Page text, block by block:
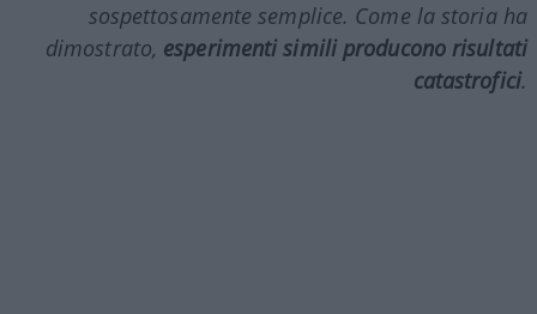
sospettosamente semplice. Come la storia ha
dimostrato, esperimenti simili producono risultati
catastrofici.